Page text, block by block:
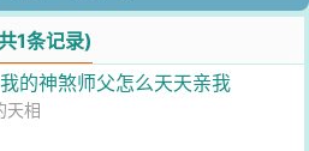
1条记录)
的神煞师父怎么天天亲我
天相